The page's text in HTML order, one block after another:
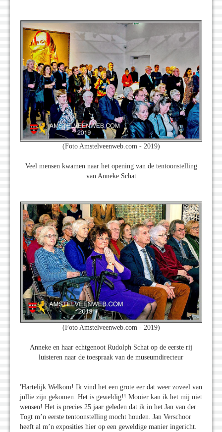
(Foto Amstelveenweb.com - 2019)
Veel mensen kwamen naar het opening van de tentoonstelling
van Anneke Schat
(Foto Amstelveenweb.com - 2019)
Anneke en haar echtgenoot Rudolph Schat op de eerste rij
luisteren naar de toespraak van de museumdirecteur
'Hartelijk Welkom! Ik vind het een grote eer dat weer zoveel van
jullie zijn gekomen. Het is geweldig!! Mooier kan ik het mij niet
wensen! Het is precies 25 jaar geleden dat ik in het Jan van der
Togt m’n eerste tentoonstelling mocht houden. Jan Verschoor
heeft al m’n exposities hier op een geweldige manier ingericht.